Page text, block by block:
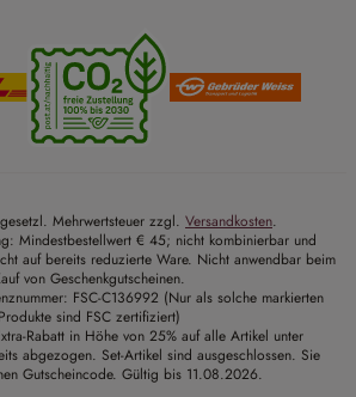
Mehrwertsteuer zzgl. Versandkosten.
Mindestbestellwert € 45; nicht kombinierbar und
auf bereits reduzierte Ware. Nicht anwendbar beim
von Geschenkgutscheinen.
FSC-C136992 (Nur als solche markierten
Produkte sind FSC zertifiziert)
Rabatt in Höhe von 25% auf alle Artikel unter
abgezogen. Set-Artikel sind ausgeschlossen. Sie
Gutscheincode. Gültig bis 11.08.2026.